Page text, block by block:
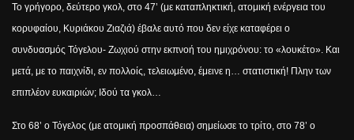
Το γρήγορο, δεύτερο γκολ, στο 47’ (με καταπληκτική, ατομική ενέργεια του
κορυφαίου, Κυριάκου Ζιαζιά) έβαλε αυτό που δεν είχε καταφέρει ο
συνδυασμός Τόγελου- Ζωχιού στην εκπνοή του ημιχρόνου: το «λουκέτο». Και
μετά, με το παιχνίδι, εν πολλοίς, τελειωμένο, έμεινε η… στατιστική! Πλην των
επιπλέον ευκαιριών; Ιδού τα γκολ…
Στο 68’ ο Τόγελος (με ατομική προσπάθεια) σημείωσε το τρίτο, στο 78’ ο